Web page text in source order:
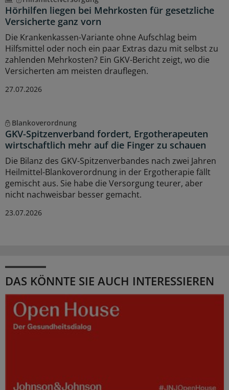
Hörhilfen liegen bei Mehrkosten für gesetzliche
Versicherte ganz vorn
Die Krankenkassen-Variante ohne Aufschlag beim
Hilfsmittel oder noch ein paar Extras dazu mit selbst zu
zahlenden Mehrkosten? Ein GKV-Bericht zeigt, wo die
Versicherten am meisten drauflegen.
27.07.2026
Blankoverordnung
GKV-Spitzenverband fordert, Ergotherapeuten
wirtschaftlich mehr auf die Finger zu schauen
Die Bilanz des GKV-Spitzenverbandes nach zwei Jahren
Heilmittel-Blankoverordnung in der Ergotherapie fällt
gemischt aus. Sie habe die Versorgung teurer, aber
nicht nachweisbar besser gemacht.
23.07.2026
DAS KÖNNTE SIE AUCH INTERESSIEREN